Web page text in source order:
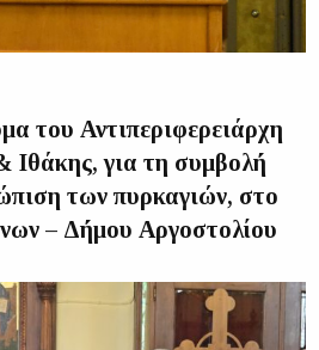
του Αντιπεριφερειάρχη
Ιθάκης, για τη συμβολή
των πυρκαγιών, στο
– Δήμου Αργοστολίου